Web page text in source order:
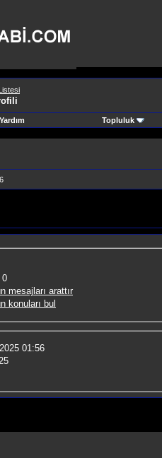
Yardım Topluluk
0
mesajları arattır
konuları bul
01:56